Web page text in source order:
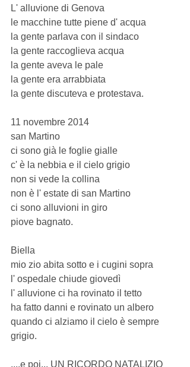
L' alluvione di Genova
le macchine tutte piene d' acqua
la gente parlava con il sindaco
la gente raccoglieva acqua
la gente aveva le pale
la gente era arrabbiata
la gente discuteva e protestava.
11 novembre 2014
san Martino
ci sono già le foglie gialle
c' è la nebbia e il cielo grigio
non si vede la collina
non è l' estate di san Martino
ci sono alluvioni in giro
piove bagnato.
Biella
mio zio abita sotto e i cugini sopra
l' ospedale chiude giovedì
l' alluvione ci ha rovinato il tetto
ha fatto danni e rovinato un albero
quando ci alziamo il cielo è sempre
grigio.
....e poi... UN RICORDO NATALIZIO